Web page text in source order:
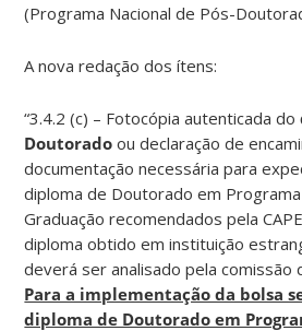
(Programa Nacional de Pós-
A nova redação dos ítens:
“3.4.2 (c) – Fotocópia autenticada do
Doutoradoou declaração de
documentação necessária para
diploma de Doutorado em
Graduação recomendados pela
diploma obtido em instituição
deverá ser analisado pela comissão
Para a implementação da bolsa
diploma de Doutorado em